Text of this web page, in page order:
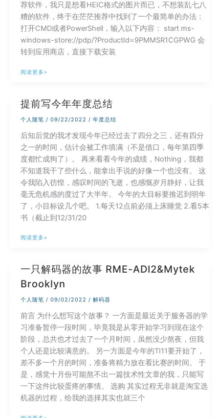
荐软件，我只是想看HEIC格式的图片而已，不想装乱七八
糟的软件，终于在茫茫推荐中找到了一个最简单的办法：
打开CMD或者PowerShell，输入以下内容： start ms-
windows-store://pdp/?ProductId=9PMMSR1CGPWG 会
转到应用商店，直接下载安装
最
的
免
方
法
windows
支
HEIC
式
阅读更多»
提前写今年年度总结
个人随笔 / 09/22/2022 / 年度总结
后知后觉的我才发现今年已经过去了四分之三，还有四分
之一的时间，估计会被工作填满（不是借口，每年第四季
度都忙成狗了）。 再来看看今年的成绩，Nothing，我都
不知道我干了些什么，能拿出手说的好像一个也没有。 这
令我陷入彷惶，感叹时间的飞逝，也感慨岁月静好，让我
毫无危机感的度过了大半年。 今年的大目标要推迟到明年
了，小目标设几个吧。 1.每天12点前必须上床睡觉 2.看5本
书（截止到12/31/20
提
年
年
总
结
阅读更多»
一只解码器的故事 RME-ADI2&Mytek
Brooklyn
个人随笔 / 09/02/2022 / 解码器
前言 为什么想写这个故事？ 一方面是最近关于服务器的学
习准备暂停一段时间，毕竟我是从零开始学习到现在这个
阶段，总共也才过去了一个月时间，虽然没少熬夜，但我
个人还是比较满意的。 另一方面是今年的TI11要开始了，
差不多一个月的时间，准备将精力放在看比赛的时间。 于
是，感觉十月份可能熬不出一篇技术性文章的我，只能写
一下这件比较蛋疼的事情。 选购 其实过程无非就是淘宝选
机器的过程，给我的选择其实也就三个